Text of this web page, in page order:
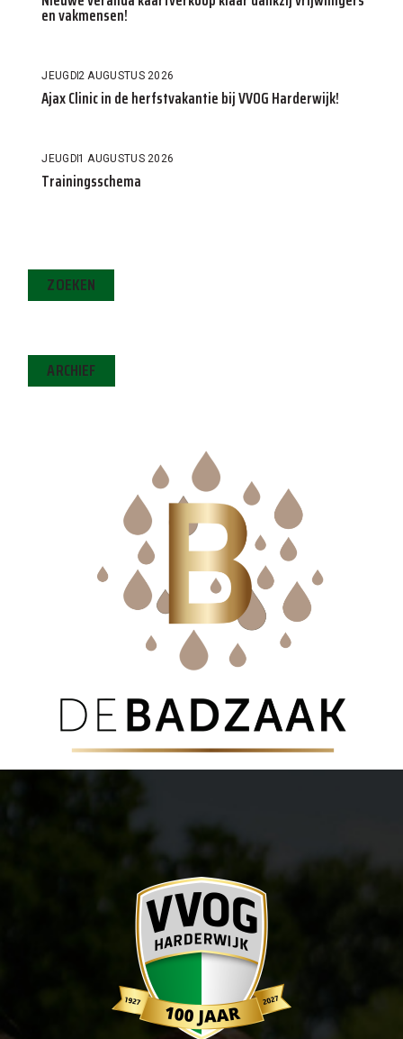
en vakmensen!
JEUGD2 AUGUSTUS 2026
Ajax Clinic in de herfstvakantie bij VVOG Harderwijk!
JEUGD1 AUGUSTUS 2026
Trainingsschema
ZOEKEN
ARCHIEF